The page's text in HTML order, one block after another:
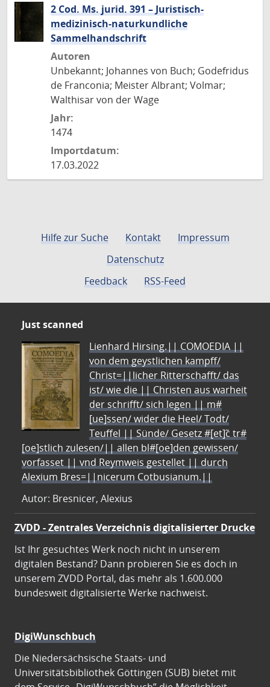
2 Cod. Ms. jurid. 391 – Juristisch-
medizinisch-naturkundliche
Sammelhandschrift
Autoren
Unbekannt; Johannes von Buch; Godefridus
de Franconia; Meister Albrant; Volmar;
Walthisar von der Wage
Jahr:
1474
Importdatum:
17.03.2022
Hilfe zur Suche Kontakt
Impressum
Datenschutz
Feedback
RSS-Feed
Just scanned
Lienhard Hirsing.|| COMOEDIA ||
von dem geystlichen kampff/
Christ=||licher Ritterschafft/ das
ist/ wie die || Christen aus warheit
der schrifft/ sich legen || m#
[ue]ssen/ wider die Heel/ Todt/
Teuffel || Sünde/ Gesetz #[et]c̃ tr#
[oe]stlich zulesen/|| allen bl#[oe]den gewissen/
vorfasset || vnd Reymweis gestellet || durch
Alexium Bres=||nicerum Cotbusianum.||
Autor: Bresnicer, Alexius
ZVDD - Zentrales Verzeichnis digitalisierter Drucke
Ist Ihr gesuchtes Werk noch nicht in unserem
digitalen Bestand? Dann probieren Sie es doch in
unserem ZVDD Portal, das mehr als 1.600.000
bundesweit digitalisierte Werke nachweist.
DigiWunschbuch
Die Niedersächsische Staats- und
Universitätsbibliothek Göttingen (SUB) bietet mit